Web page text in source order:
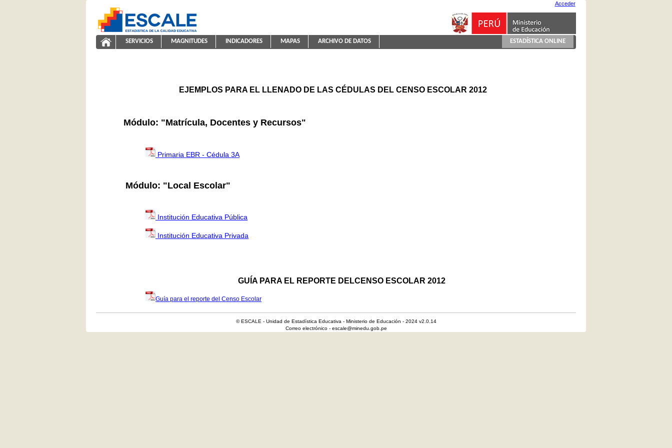
ESCALE - Unidad de Estadística Educativa
ayuda2011
Acceder
NAVEGACIÓN
SERVICIOS MAGNITUDES INDICADORES MAPAS ARCHIVO DE DATOS ESTADÍSTICA ONLINE
EJEMPLOS PARA EL LLENADO DE LAS CÉDULAS DEL CENSO ESCOLAR 2012
Módulo: "Matrícula, Docentes y Recursos"
Primaria EBR - Cédula 3A
Módulo: "Local Escolar"
Institución Educativa Pública
Institución Educativa Privada
GUÍA PARA EL REPORTE DELCENSO ESCOLAR 2012
Guía para el reporte del Censo Escolar
© ESCALE - Unidad de Estadística Educativa - Ministerio de Educación - 2024 v2.0.14
Correo electrónico - escale@minedu.gob.pe